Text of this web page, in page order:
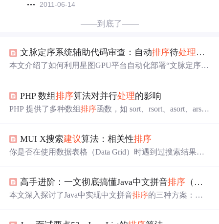
2011-06-14
——到底了——
文脉定序系统辅助代码审查：自动排序待处理问题
本文介绍了如何利用星图GPU平台自动化部署“文脉定序·
级 排序，将杂乱的意见整理成清晰的问题看板，帮助开发
者快速聚焦于关键缺陷与安全漏洞，从而显著提升审查效
PHP 数组排序算法对并行处理的影响
PHP 提供了多种数组排序函数，如 sort、rsort、asort、arsor
ort、rsort）快速排序是一种高效的排序算法，平均时间复
杂度为 O(nlogn)。它的基本思想是选取一个基准元素，将
。2. 冒泡排序 （asort、arsort）
MUI X搜索建议算法：相关性排序
你是否在使用数据表格（Data Grid）时遇到过搜索结果杂
索 建议既精准又高效。本文将深入解析这一算法的核心机
制，帮助开发者理解其工作原理及应用方法。 ## 算法核心
高手进阶：一文彻底搞懂Java中文拼音排序 （内含多音字、自定义规则最佳实践） [特殊字符]
本文深入探讨了Java中实现中文拼音排序的三种方案：使